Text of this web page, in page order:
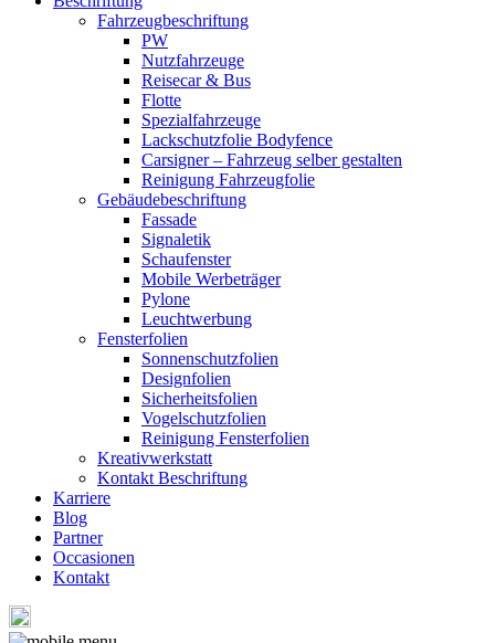
Fahrzeugbeschriftung
PW
Nutzfahrzeuge
Reisecar & Bus
Flotte
Spezialfahrzeuge
Lackschutzfolie Bodyfence
Carsigner – Fahrzeug selber gestalten
Reinigung Fahrzeugfolie
Gebäudebeschriftung
Fassade
Signaletik
Schaufenster
Mobile Werbeträger
Pylone
Leuchtwerbung
Fensterfolien
Sonnenschutzfolien
Designfolien
Sicherheitsfolien
Vogelschutzfolien
Reinigung Fensterfolien
Kreativwerkstatt
Kontakt Beschriftung
Karriere
Blog
Partner
Occasionen
Kontakt